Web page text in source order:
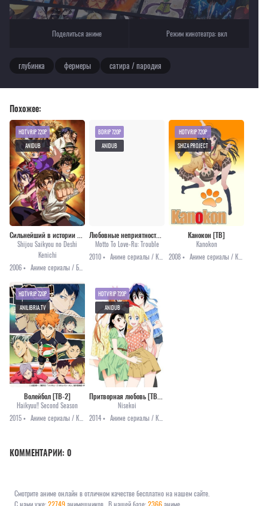
Поделиться аниме Режим кинотеатра:вкл
глубинка фермеры сатира / пародия
Похожее:
Shijou Saikyou no Deshi
Kenichi
2006 •
HDTVRIP 720P
ANIDUB
Любовные неприятности [ТВ-2]
Motto To Love-Ru: Trouble
2010 •
BDRIP 720P
ANIDUB
Канокон [ТВ]
Kanokon
2008 •
HDTVRIP 720P
SHIZA PROJECT
Волейбол [ТВ-2]
Haikyuu!! Second Season
2015 •
Аниме сериалы / Комедия / Повседневность / Сёнэн / Спорт
HDTVRIP 720P
ANILIBRIA.TV
Притворная любовь [ТВ-1]
Nisekoi
2014 •
Аниме сериалы / Комедия / Романтика
HDTVRIP 720P
ANIDUB
КОММЕНТАРИИ: 0
Смотрите аниме онлайн в отличном качестве бесплатно на нашем сайте.